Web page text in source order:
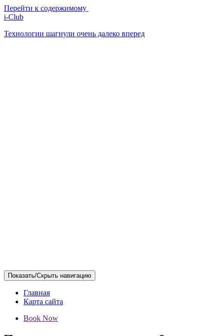
Перейти к содержимому
i-Club
Технологии шагнули очень далеко вперед
Показать/Скрыть навигацию
Главная
Карта сайта
Book Now